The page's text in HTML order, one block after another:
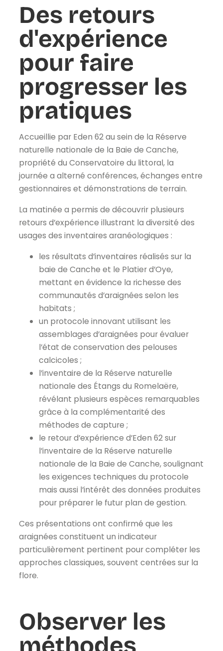
Des retours
d'expérience
pour faire
progresser les
pratiques
Accueillie par Eden 62 au sein de la Réserve
naturelle nationale de la Baie de Canche,
propriété du Conservatoire du littoral, la
journée a alterné conférences, échanges entre
gestionnaires et démonstrations de terrain.
La matinée a permis de découvrir plusieurs
retours d’expérience illustrant la diversité des
usages des inventaires aranéologiques :
les résultats d’inventaires réalisés sur la
baie de Canche et le Platier d’Oye,
mettant en évidence la richesse des
communautés d’araignées selon les
habitats ;
un protocole innovant utilisant les
assemblages d’araignées pour évaluer
l’état de conservation des pelouses
calcicoles ;
l’inventaire de la Réserve naturelle
nationale des Étangs du Romelaëre,
révélant plusieurs espèces remarquables
grâce à la complémentarité des
méthodes de capture ;
le retour d’expérience d’Eden 62 sur
l’inventaire de la Réserve naturelle
nationale de la Baie de Canche, soulignant
les exigences techniques du protocole
mais aussi l’intérêt des données produites
pour préparer le futur plan de gestion.
Ces présentations ont confirmé que les
araignées constituent un indicateur
particulièrement pertinent pour compléter les
approches classiques, souvent centrées sur la
flore.
Observer les